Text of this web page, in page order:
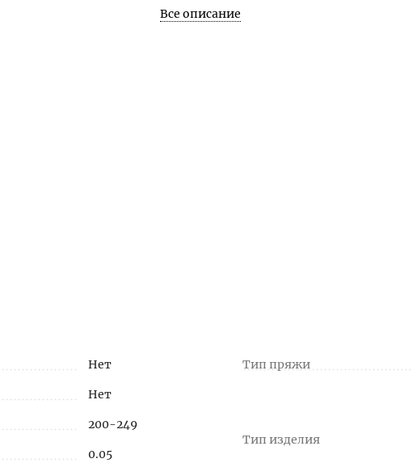
Все описание
Нет
Нет
200-249
0.05
Тип пряжи
Тип изделия